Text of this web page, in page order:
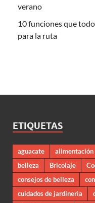
verano
10 funciones que
para la ruta
ETIQUETAS
aguacate alimentación
belleza
Bricolaje
consejos de belleza
cuidados de jardineria